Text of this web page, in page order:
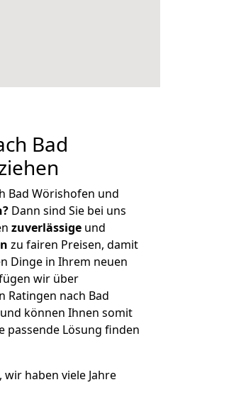
Bad
Bad Wörishofen und
Dann sind Sie bei uns
zuverlässige und
zu fairen Preisen, damit
Dinge in Ihrem neuen
wir über
Ratingen nach Bad
können Ihnen somit
passende Lösung finden
haben viele Jahre